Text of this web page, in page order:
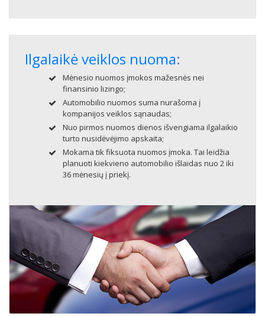
Ilgalaikė veiklos nuoma:
Mėnesio nuomos įmokos mažesnės nei
finansinio lizingo;
Automobilio nuomos suma nurašoma į
kompanijos veiklos sąnaudas;
Nuo pirmos nuomos dienos išvengiama ilgalaikio
turto nusidėvėjimo apskaita;
Mokama tik fiksuota nuomos įmoka. Tai leidžia
planuoti kiekvieno automobilio išlaidas nuo 2 iki
36 mėnesių į priekį.